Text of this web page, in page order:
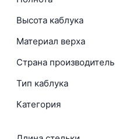
Высота каблука
Материал верха
Страна производитель
Тип каблука
Категория